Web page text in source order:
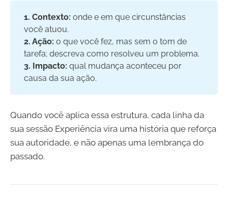
1. Contexto: onde e em que circunstâncias
você atuou.
2. Ação: o que você fez, mas sem o tom de
tarefa; descreva como resolveu um problema.
3. Impacto: qual mudança aconteceu por
causa da sua ação.
Quando você aplica essa estrutura, cada linha da
sua sessão Experiência vira uma história que reforça
sua autoridade, e não apenas uma lembrança do
passado.